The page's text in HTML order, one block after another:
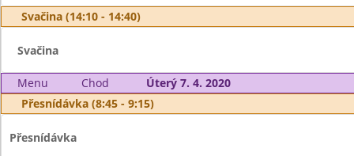
Svačina (14:10 - 14:40)
Svačina
Menu Chod
Úterý 7. 4. 2020
Přesnídávka (8:45 - 9:15)
Přesnídávka